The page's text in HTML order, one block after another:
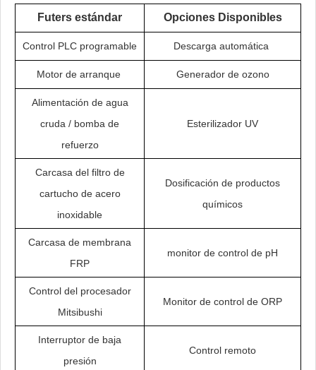
Futers estándar Opciones Disponibles
Control PLC programable Descarga automática
Motor de arranque Generador de ozono
Alimentación de agua
cruda / bomba de
refuerzo
Esterilizador UV
Carcasa del filtro de
cartucho de acero
inoxidable
Dosificación de productos
químicos
Carcasa de membrana
FRP
monitor de control de pH
Control del procesador
Mitsibushi
Monitor de control de ORP
Interruptor de baja
presión
Control remoto